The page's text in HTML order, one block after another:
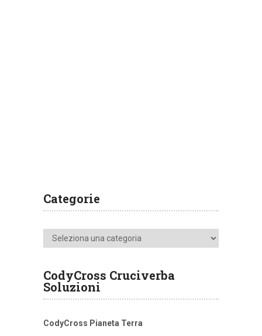
Categorie
Categorie
CodyCross Cruciverba
Soluzioni
CodyCross Pianeta Terra